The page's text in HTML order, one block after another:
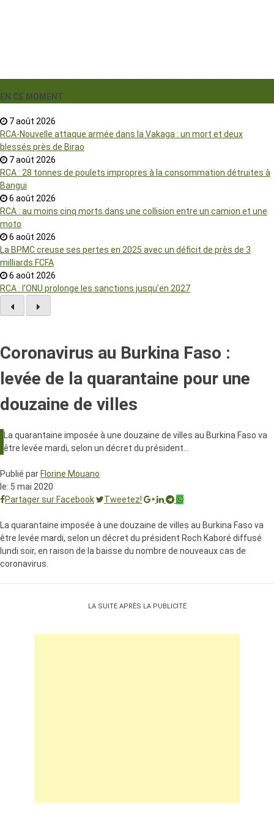
EN CE MOMENT
7 août 2026
RCA-Nouvelle attaque armée dans la Vakaga : un mort et deux
blessés près de Birao
7 août 2026
RCA : 28 tonnes de poulets impropres à la consommation détruites à
Bangui
6 août 2026
RCA : au moins cinq morts dans une collision entre un camion et une
moto
6 août 2026
La BPMC creuse ses pertes en 2025 avec un déficit de près de 3
milliards FCFA
6 août 2026
RCA : l’ONU prolonge les sanctions jusqu’en 2027
Coronavirus au Burkina Faso :
levée de la quarantaine pour une
douzaine de villes
La quarantaine imposée à une douzaine de villes au Burkina Faso va
être levée mardi, selon un décret du président…
Publié parFlorine Mouano
le: 5 mai 2020
Partager sur Facebook
Tweetez!
La quarantaine imposée à une douzaine de villes au Burkina Faso va
être levée mardi, selon un décret du président Roch Kaboré diffusé
lundi soir, en raison de la baisse du nombre de nouveaux cas de
coronavirus.
LA SUITE APRÈS LA PUBLICITÉ